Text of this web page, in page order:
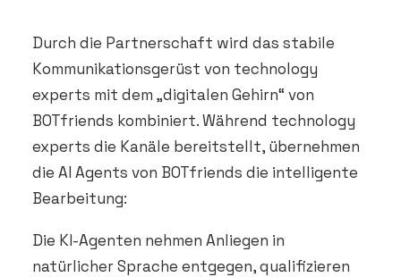
Durch die Partnerschaft wird das stabile
Kommunikationsgerüst von technology
experts mit dem „digitalen Gehirn“ von
BOTfriends kombiniert. Während technology
experts die Kanäle bereitstellt, übernehmen
die AI Agents von BOTfriends die intelligente
Bearbeitung:
Die KI-Agenten nehmen Anliegen in
natürlicher Sprache entgegen, qualifizieren